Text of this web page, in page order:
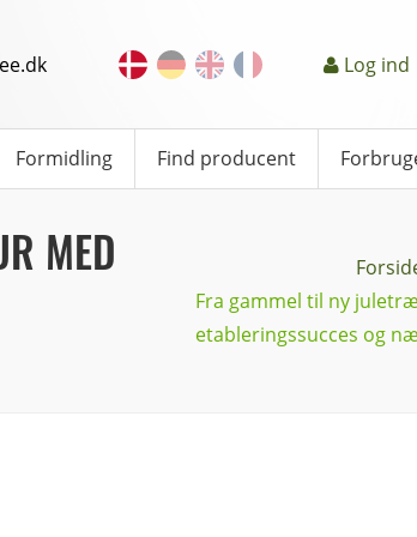
Log ind
Formidling Find producent
MED
Fra gammel til ny
etableringssucces og